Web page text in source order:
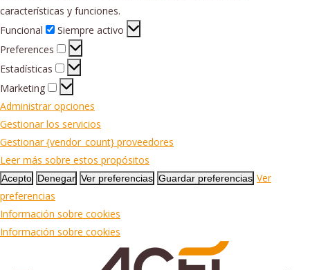
características y funciones.
Funcional
Funcional
Siempre activo
Preferences
Preferences
Estadísticas
Estadísticas
Marketing
Marketing
Administrar opciones
Gestionar los servicios
Gestionar {vendor_count} proveedores
Leer más sobre estos propósitos
Acepto Denegar Ver preferencias Guardar preferencias Ver
preferencias
Información sobre cookies
Información sobre cookies